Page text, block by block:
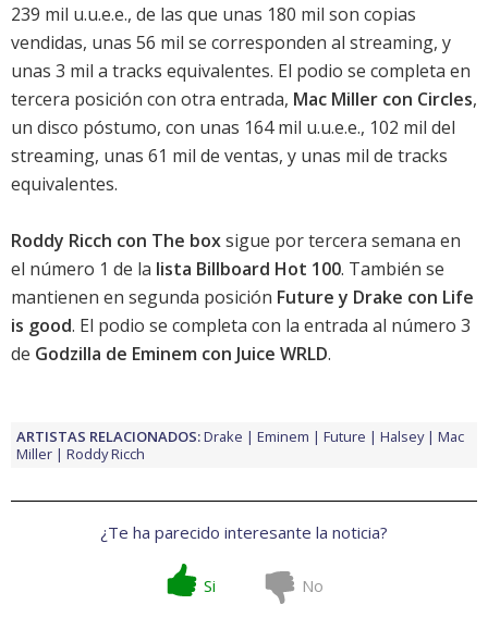
239 mil u.u.e.e., de las que unas 180 mil son copias
vendidas, unas 56 mil se corresponden al streaming, y
unas 3 mil a tracks equivalentes. El podio se completa en
tercera posición con otra entrada, Mac Miller con Circles,
un disco póstumo, con unas 164 mil u.u.e.e., 102 mil del
streaming, unas 61 mil de ventas, y unas mil de tracks
equivalentes.
Roddy Ricch con The boxsigue por tercera semana en
el número 1 de la lista Billboard Hot 100. También se
mantienen en segunda posición Future y Drake con Life
is good. El podio se completa con la entrada al número 3
de Godzilla de Eminem con Juice WRLD.
ARTISTAS RELACIONADOS:Drake Eminem Future Halsey
Mac
Miller
Roddy Ricch
¿Te ha parecido interesante la noticia?
Si No